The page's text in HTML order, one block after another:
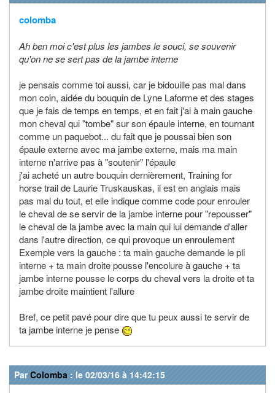
colomba
Ah ben moi c'est plus les jambes le souci, se souvenir
qu'on ne se sert pas de la jambe interne
je pensais comme toi aussi, car je bidouille pas mal dans
mon coin, aidée du bouquin de Lyne Laforme et des stages
que je fais de temps en temps, et en fait j'ai à main gauche
mon cheval qui "tombe" sur son épaule interne, en tournant
comme un paquebot... du fait que je poussai bien son
épaule externe avec ma jambe externe, mais ma main
interne n'arrive pas à "soutenir" l'épaule
j'ai acheté un autre bouquin dernièrement, Training for
horse trail de Laurie Truskauskas, il est en anglais mais
pas mal du tout, et elle indique comme code pour enrouler
le cheval de se servir de la jambe interne pour "repousser"
le cheval de la jambe avec la main qui lui demande d'aller
dans l'autre direction, ce qui provoque un enroulement
Exemple vers la gauche : ta main gauche demande le pli
interne + ta main droite pousse l'encolure à gauche + ta
jambe interne pousse le corps du cheval vers la droite et ta
jambe droite maintient l'allure
Bref, ce petit pavé pour dire que tu peux aussi te servir de
ta jambe interne je pense
ParColomba : le 02/03/16 à 14:42:15